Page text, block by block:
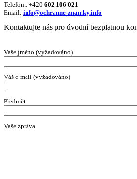
Telefon.: +420 602 106 021
Email: info@ochranne-znamky.info
Kontaktujte nás pro úvodní bezplatnou
Vaše jméno (vyžadováno)
Váš e-mail (vyžadováno)
Předmět
Vaše zpráva